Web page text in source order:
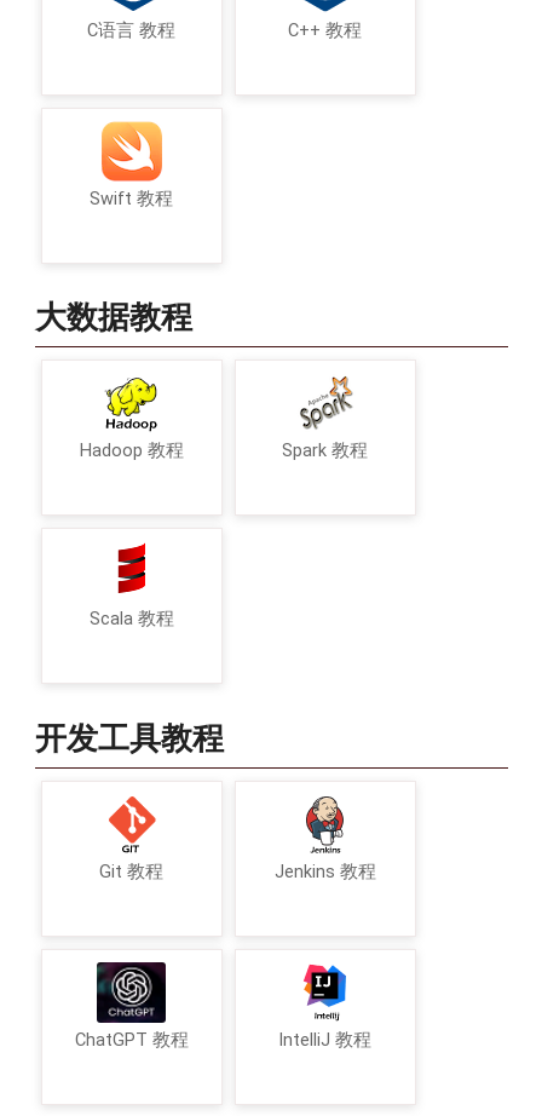
C语言 教程 C++ 教程
Swift 教程
大数据教程
Hadoop 教程 Spark 教程
Scala 教程
开发工具教程
Git 教程 Jenkins 教程
ChatGPT 教程 IntelliJ 教程